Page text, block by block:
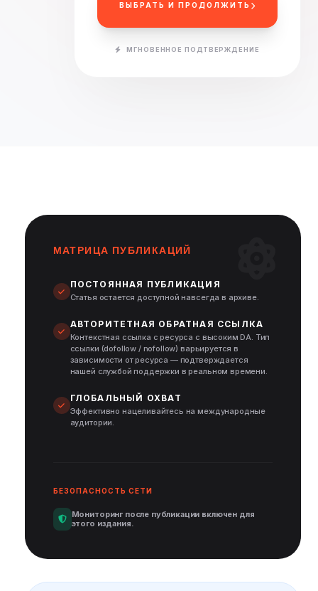
ВЫБРАТЬ И ПРОДОЛЖИТЬ
МГНОВЕННОЕ ПОДТВЕРЖДЕНИЕ
МАТРИЦА ПУБЛИКАЦИЙ
ПОСТОЯННАЯ ПУБЛИКАЦИЯ
Статья остается доступной навсегда в архиве.
АВТОРИТЕТНАЯ ОБРАТНАЯ ССЫЛКА
Контекстная ссылка с ресурса с высоким DA. Тип
ссылки (dofollow / nofollow) варьируется в
зависимости от ресурса — подтверждается
нашей службой поддержки в реальном времени.
ГЛОБАЛЬНЫЙ ОХВАТ
Эффективно нацеливайтесь на международные
аудитории.
БЕЗОПАСНОСТЬ СЕТИ
Мониторинг после публикации включен для
этого издания.